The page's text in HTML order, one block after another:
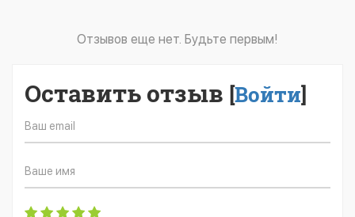
Отзывов еще нет. Будьте первым!
Оставить отзыв [Войти]